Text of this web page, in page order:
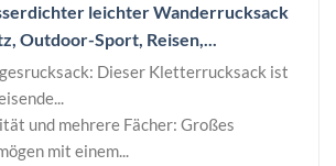
leichter Wanderrucksack
Outdoor-Sport, Reisen,...
Dieser Kletterrucksack ist
und mehrere Fächer: Großes
mit einem...